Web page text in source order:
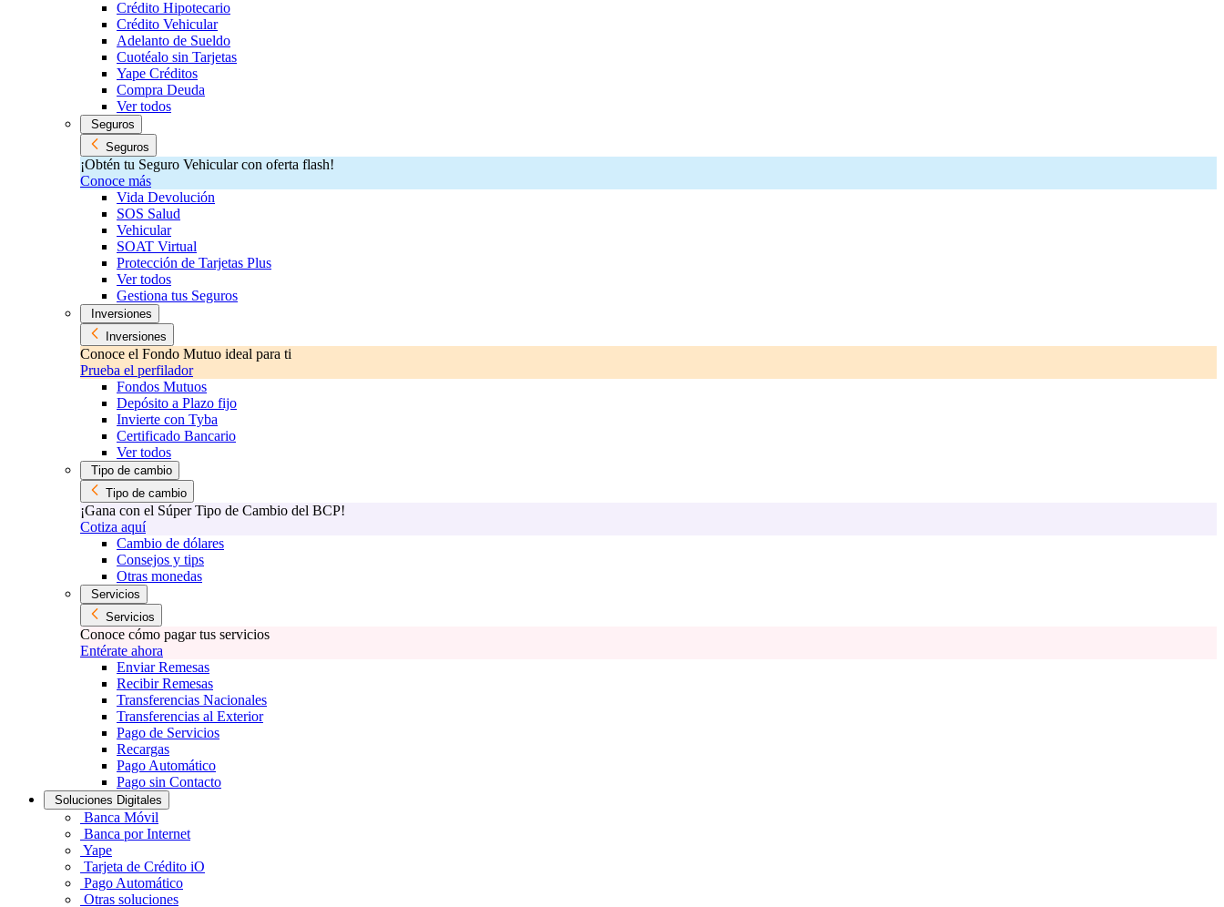
Crédito Hipotecario
Crédito Vehicular
Adelanto de Sueldo
Cuotéalo sin Tarjetas
Yape Créditos
Compra Deuda
Ver todos
Seguros
Seguros
¡Obtén tu Seguro Vehicular con oferta flash!
Conoce más
Vida Devolución
SOS Salud
Vehicular
SOAT Virtual
Protección de Tarjetas Plus
Ver todos
Gestiona tus Seguros
Inversiones
Inversiones
Conoce el Fondo Mutuo ideal para ti
Prueba el perfilador
Fondos Mutuos
Depósito a Plazo fijo
Invierte con Tyba
Certificado Bancario
Ver todos
Tipo de cambio
Tipo de cambio
¡Gana con el Súper Tipo de Cambio del BCP!
Cotiza aquí
Cambio de dólares
Consejos y tips
Otras monedas
Servicios
Servicios
Conoce cómo pagar tus servicios
Entérate ahora
Enviar Remesas
Recibir Remesas
Transferencias Nacionales
Transferencias al Exterior
Pago de Servicios
Recargas
Pago Automático
Pago sin Contacto
Soluciones Digitales
Banca Móvil
Banca por Internet
Yape
Tarjeta de Crédito iO
Pago Automático
Otras soluciones